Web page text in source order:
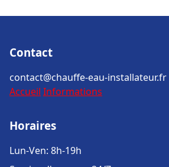
Contact
contact@chauffe-eau-installateur.fr
Accueil Informations
Horaires
Lun-Ven: 8h-19h